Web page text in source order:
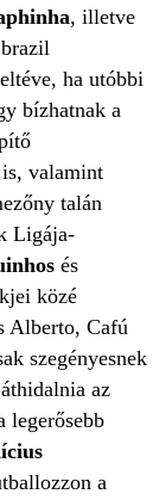
, illetve
ha utóbbi
bízhatnak a
is, valamint
talán
Ligája-
és
közé
Alberto, Cafú
szegényesnek
az
legerősebb
a